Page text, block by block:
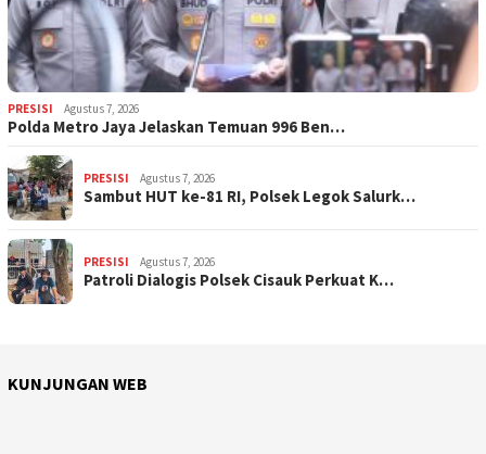
PRESISI Agustus 7, 2026
Polda Metro Jaya Jelaskan Temuan 996 Ben…
PRESISI Agustus 7, 2026
Sambut HUT ke-81 RI, Polsek Legok Salurk…
PRESISI Agustus 7, 2026
Patroli Dialogis Polsek Cisauk Perkuat K…
KUNJUNGAN WEB